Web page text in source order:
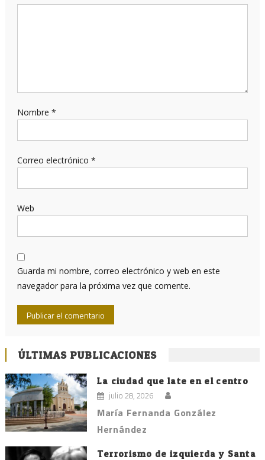
Nombre *
Correo electrónico *
Web
Guarda mi nombre, correo electrónico y web en este
navegador para la próxima vez que comente.
ÚLTIMAS PUBLICACIONES
La ciudad que late en el centro
julio 28, 2026
María Fernanda González
Hernández
Terrorismo de izquierda y Santa